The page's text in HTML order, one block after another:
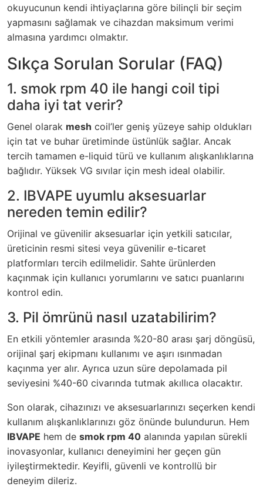
okuyucunun kendi ihtiyaçlarına göre bilinçli bir seçim
yapmasını sağlamak ve cihazdan maksimum verimi
almasına yardımcı olmaktır.
Sıkça Sorulan Sorular (FAQ)
1. smok rpm 40 ile hangi coil tipi
daha iyi tat verir?
Genel olarak mesh coil’ler geniş yüzeye sahip oldukları
için tat ve buhar üretiminde üstünlük sağlar. Ancak
tercih tamamen e-liquid türü ve kullanım alışkanlıklarına
bağlıdır. Yüksek VG sıvılar için mesh ideal olabilir.
2. IBVAPE uyumlu aksesuarlar
nereden temin edilir?
Orijinal ve güvenilir aksesuarlar için yetkili satıcılar,
üreticinin resmi sitesi veya güvenilir e-ticaret
platformları tercih edilmelidir. Sahte ürünlerden
kaçınmak için kullanıcı yorumlarını ve satıcı puanlarını
kontrol edin.
3. Pil ömrünü nasıl uzatabilirim?
En etkili yöntemler arasında %20-80 arası şarj döngüsü,
orijinal şarj ekipmanı kullanımı ve aşırı ısınmadan
kaçınma yer alır. Ayrıca uzun süre depolamada pil
seviyesini %40-60 civarında tutmak akıllıca olacaktır.
Son olarak, cihazınızı ve aksesuarlarınızı seçerken kendi
kullanım alışkanlıklarınızı göz önünde bulundurun. Hem
IBVAPE hem de smok rpm 40 alanında yapılan sürekli
inovasyonlar, kullanıcı deneyimini her geçen gün
iyileştirmektedir. Keyifli, güvenli ve kontrollü bir
deneyim dileriz.